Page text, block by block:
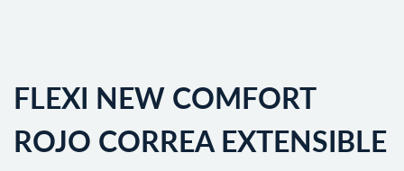
FLEXI NEW COMFORT
ROJO CORREA EXTENSIBLE